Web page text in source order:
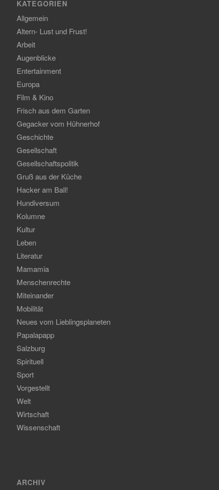
KATEGORIEN
Allgemein
Altern- Lust und Frust!
Arbeit
Augenblicke
Entertainment
Europa
Film & Kino
Frisch aus dem Garten
Gegacker vom Hühnerhof
Geschichte
Gesellschaft
Gesellschaftspolitik
Gruß aus der Küche
Hacker am Ball!
Hundiversum
Kolumne
Kultur
Leben
Literatur
Mamamia
Menschenrechte
Miteinander
Mobilität
Neues vom Lieblingsplaneten
Papalapapp
Salzburg
Spirituell
Sport
Vorgestellt
Welt
Wirtschaft
Wissenschaft
ARCHIV